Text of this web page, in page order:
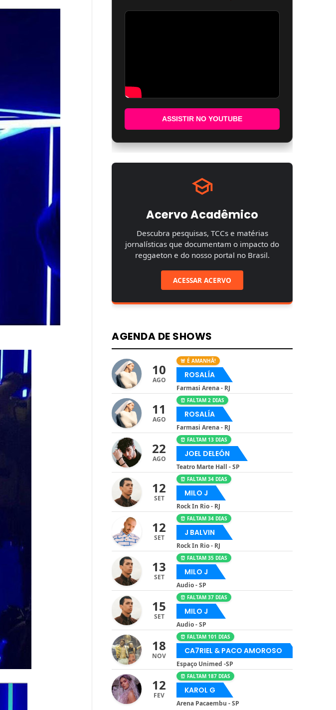
ASSISTIR NO YOUTUBE
Acervo Acadêmico
Descubra pesquisas, TCCs e matérias
jornalísticas que documentam o impacto do
reggaeton e do nosso portal no Brasil.
ACESSAR ACERVO
AGENDA DE SHOWS
10
AGO
🚨 É AMANHÃ!
ROSALÍA
Farmasi Arena - RJ
11
AGO
⏰ FALTAM 2 DIAS
ROSALÍA
Farmasi Arena - RJ
22
AGO
⏰ FALTAM 13 DIAS
JOEL DELEÓN
Teatro Marte Hall - SP
12
SET
⏰ FALTAM 34 DIAS
MILO J
Rock In Rio - RJ
12
SET
⏰ FALTAM 34 DIAS
J BALVIN
Rock In Rio - RJ
13
SET
⏰ FALTAM 35 DIAS
MILO J
Audio - SP
15
SET
⏰ FALTAM 37 DIAS
MILO J
Audio - SP
18
NOV
⏰ FALTAM 101 DIAS
CA7RIEL & PACO AMOROSO
Espaço Unimed -SP
12
FEV
⏰ FALTAM 187 DIAS
KAROL G
Arena Pacaembu - SP